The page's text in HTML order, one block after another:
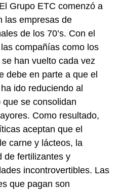
Grupo ETC comenzó a
las empresas de
de los 70’s. Con el
compañías como los
han vuelto cada vez
debe en parte a que el
ido reduciendo al
se consolidan
Como resultado,
aceptan que el
carne y lácteos, la
de fertilizantes y
incontrovertibles. Las
que pagan son